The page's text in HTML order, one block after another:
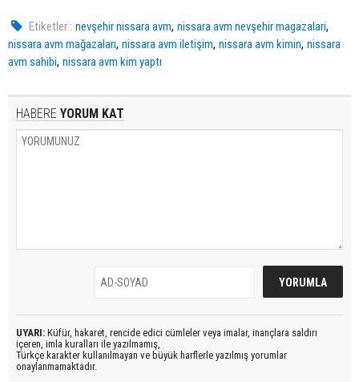
Etiketler : nevşehir nissara avm,nissara avm nevşehir magazalari,
nissara avm mağazaları, nissara avm iletişim, nissara avm kimin, nissara
avm sahibi, nissara avm kim yaptı
HABERE YORUM KAT
UYARI: Küfür, hakaret, rencide edici cümleler veya imalar, inançlara saldırı
içeren, imla kuralları ile yazılmamış,
Türkçe karakter kullanılmayan ve büyük harflerle yazılmış yorumlar
onaylanmamaktadır.